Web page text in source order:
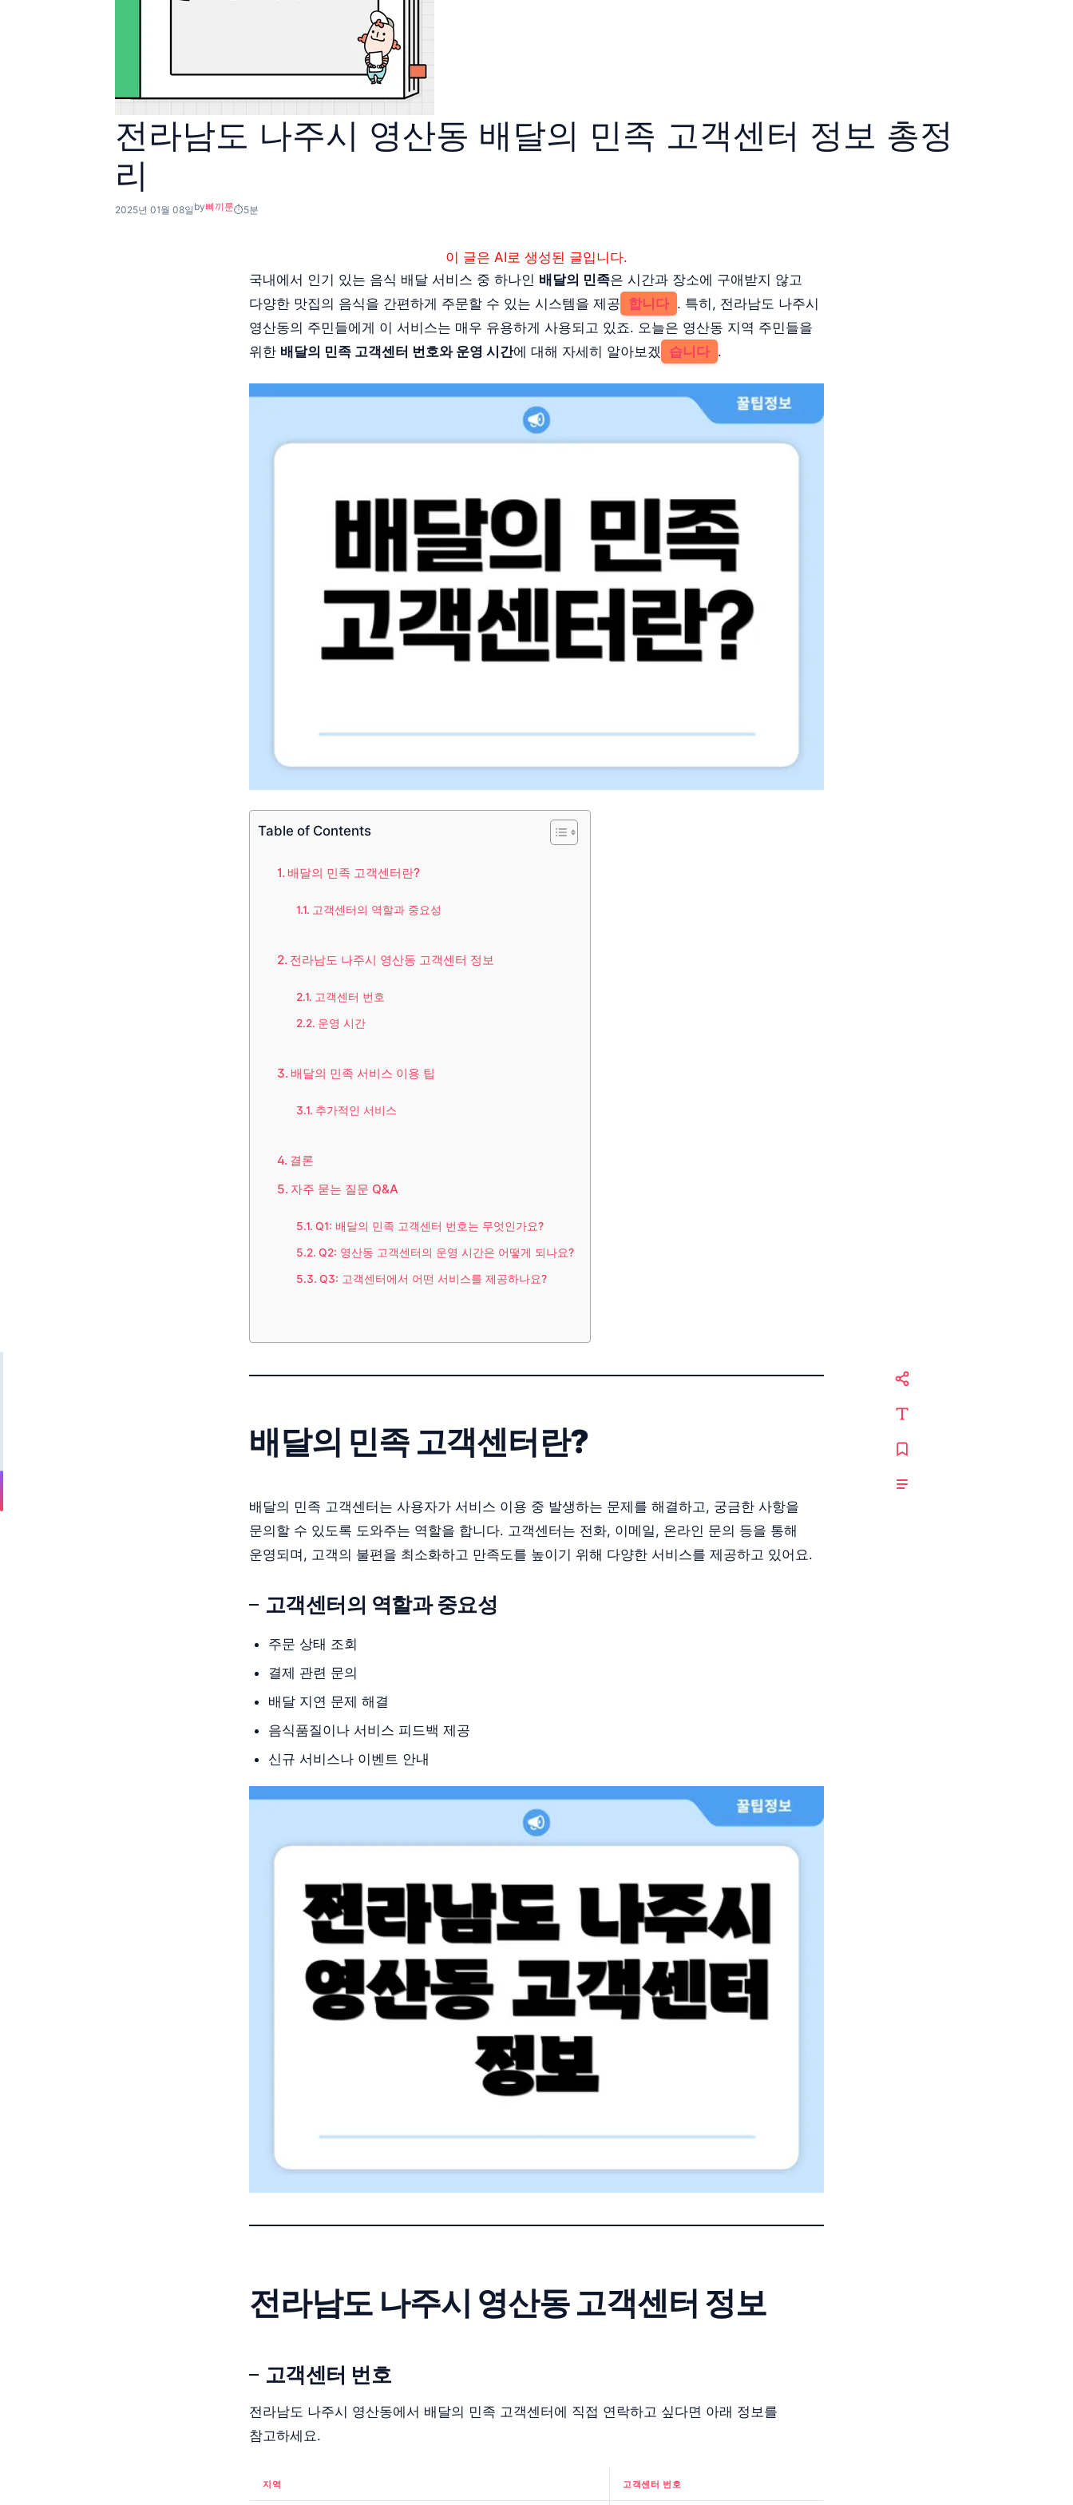
전라남도 나주시 영산동 배달의 민족 고객센터 정보 총정
리
2025년 01월 08일 by삐끼룬 5분
이 글은 AI로 생성된 글입니다.
국내에서 인기 있는 음식 배달 서비스 중 하나인 배달의 민족은 시간과 장소에 구애받지 않고
다양한 맛집의 음식을 간편하게 주문할 수 있는 시스템을 제공 합니다 . 특히, 전라남도 나주시
영산동의 주민들에게 이 서비스는 매우 유용하게 사용되고 있죠. 오늘은 영산동 지역 주민들을
위한 배달의 민족 고객센터 번호와 운영 시간에 대해 자세히 알아보겠 습니다 .
Table of Contents
배달의 민족 고객센터란?
고객센터의 역할과 중요성
전라남도 나주시 영산동 고객센터 정보
고객센터 번호
운영 시간
배달의 민족 서비스 이용 팁
추가적인 서비스
결론
자주 묻는 질문 Q&A
Q1: 배달의 민족 고객센터 번호는 무엇인가요?
Q2: 영산동 고객센터의 운영 시간은 어떻게 되나요?
Q3: 고객센터에서 어떤 서비스를 제공하나요?
배달의 민족 고객센터란?
배달의 민족 고객센터는 사용자가 서비스 이용 중 발생하는 문제를 해결하고, 궁금한 사항을
문의할 수 있도록 도와주는 역할을 합니다. 고객센터는 전화, 이메일, 온라인 문의 등을 통해
운영되며, 고객의 불편을 최소화하고 만족도를 높이기 위해 다양한 서비스를 제공하고 있어요.
고객센터의 역할과 중요성
주문 상태 조회
결제 관련 문의
배달 지연 문제 해결
음식품질이나 서비스 피드백 제공
신규 서비스나 이벤트 안내
전라남도 나주시 영산동 고객센터 정보
고객센터 번호
전라남도 나주시 영산동에서 배달의 민족 고객센터에 직접 연락하고 싶다면 아래 정보를
참고하세요.
지역 고객센터 번호